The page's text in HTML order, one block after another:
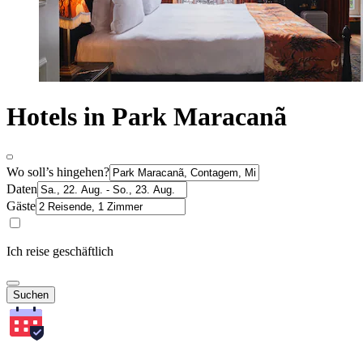
Hotels in Park Maracanã
Wo soll’s hingehen?
Daten
Gäste
Ich reise geschäftlich
Suchen